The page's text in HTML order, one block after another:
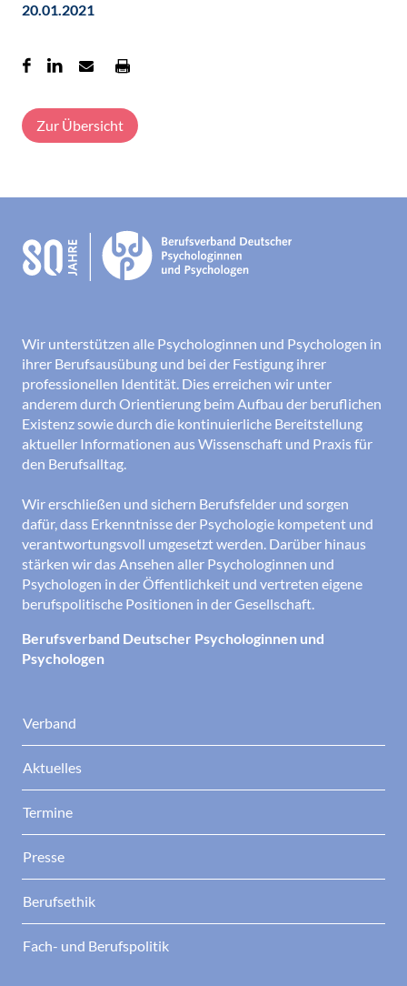
20.01.2021
Zur Übersicht
Wir unterstützen alle Psychologinnen und Psychologen in
ihrer Berufsausübung und bei der Festigung ihrer
professionellen Identität. Dies erreichen wir unter
anderem durch Orientierung beim Aufbau der beruflichen
Existenz sowie durch die kontinuierliche Bereitstellung
aktueller Informationen aus Wissenschaft und Praxis für
den Berufsalltag.
Wir erschließen und sichern Berufsfelder und sorgen
dafür, dass Erkenntnisse der Psychologie kompetent und
verantwortungsvoll umgesetzt werden. Darüber hinaus
stärken wir das Ansehen aller Psychologinnen und
Psychologen in der Öffentlichkeit und vertreten eigene
berufspolitische Positionen in der Gesellschaft.
Berufsverband Deutscher Psychologinnen und
Psychologen
Verband
Aktuelles
Termine
Presse
Berufsethik
Fach- und Berufspolitik